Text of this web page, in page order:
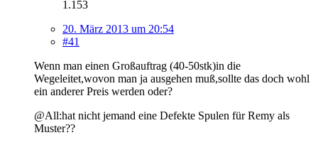
1.153
20. März 2013 um 20:54
#41
Wenn man einen Großauftrag (40-50stk)in die
Wegeleitet,wovon man ja ausgehen muß,sollte das doch wohl
ein anderer Preis werden oder?
@All:hat nicht jemand eine Defekte Spulen für Remy als
Muster??